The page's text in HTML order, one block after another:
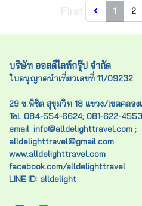
1 2
บริษัท ออลดีไลท์กรุ๊ป จำกัด
ใบอนุญาตนำเที่ยวเลขที่ 11/09232
29 ซ.พิชิต สุขุมวิท 18 แขวง/เขตคลอง
Tel. 084-554-6624; 081-622-
email:
alldelighttravel@gmail.com
www.alldelighttravel.com
facebook.com/alldelighttravel
LINE ID: alldelight